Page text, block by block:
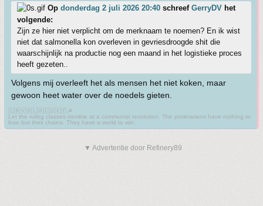
Op donderdag 2 juli 2026 20:40 schreef GerryDV het
volgende:
Zijn ze hier niet verplicht om de merknaam te noemen? En ik wist
niet dat salmonella kon overleven in gevriesdroogde shit die
waarschijnlijk na productie nog een maand in het logistieke proces
heeft gezeten..
Volgens mij overleeft het als mensen het niet koken, maar
gewoon heet water over de noedels gieten.
🇨🇳🇻🇳🇱🇦🇨🇺🇰🇵☭
Let the ruling classes tremble at a communist revolution. The proletarians have nothing to
lose but their chains. They have a world to win.
▼ Advertentie door Refinery89